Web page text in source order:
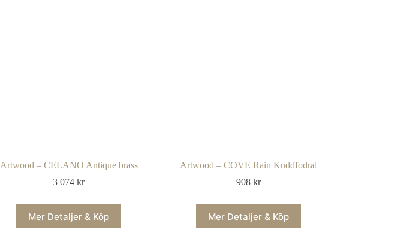
Artwood – CELANO Antique brass
3 074kr
Mer Detaljer & Köp
Artwood – COVE Rain Kuddfodral
908kr
Mer Detaljer & Köp